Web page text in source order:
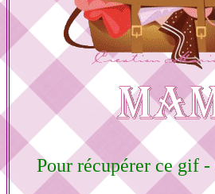
Pour récupérer ce gif